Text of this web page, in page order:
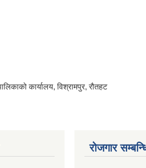
कार्यालय, विश्रामपुर, रौतहट
रोजगार